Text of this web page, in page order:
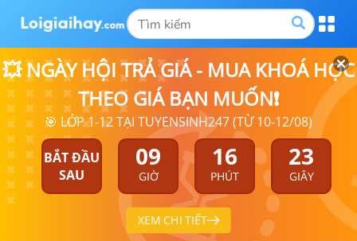
💥 NGÀY HỘI TRẢ GIÁ - MUA KHOÁ HỌC
THEO GIÁ BẠN MUỐN❗
🎯 LỚP 1-12 TẠI TUYENSINH247 (TỪ 10-12/08)
BẮT ĐẦU
SAU
09
GIỜ
16
PHÚT
23
GIÂY
XEM CHI TIẾT